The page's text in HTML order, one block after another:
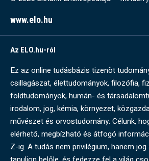
www.elo.hu
Az ELO.hu-ról
Ez az online tudásbázis tizenöt
csillagászat, élettudományok, filozófia,
földtudományok, humán- és
irodalom, jog, kémia, környezet,
művészet és orvostudomány. Célunk,
elérhető, megbízható és átfogó
Z-ig. A tudás nem privilégium, hanem